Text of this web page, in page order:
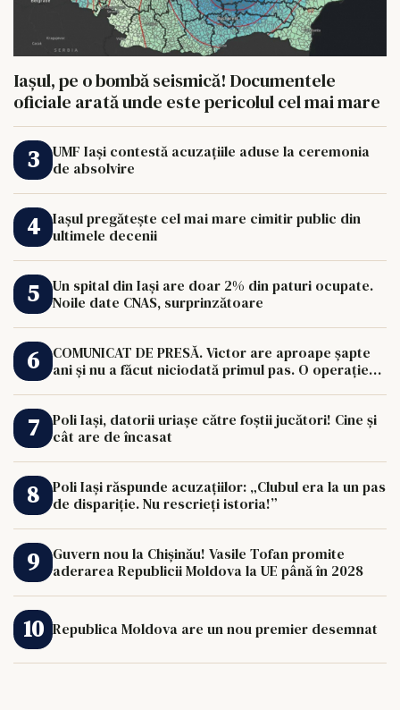
Iașul, pe o bombă seismică! Documentele
oficiale arată unde este pericolul cel mai mare
UMF Iași contestă acuzațiile aduse la ceremonia
de absolvire
Iașul pregătește cel mai mare cimitir public din
ultimele decenii
Un spital din Iași are doar 2% din paturi ocupate.
Noile date CNAS, surprinzătoare
COMUNICAT DE PRESĂ. Victor are aproape șapte
ani și nu a făcut niciodată primul pas. O operație
Poli Iași, datorii uriașe către foștii jucători! Cine și
cât are de încasat
Poli Iași răspunde acuzațiilor: „Clubul era la un pas
de dispariție. Nu rescrieți istoria!”
Guvern nou la Chișinău! Vasile Tofan promite
aderarea Republicii Moldova la UE până în 2028
Republica Moldova are un nou premier desemnat